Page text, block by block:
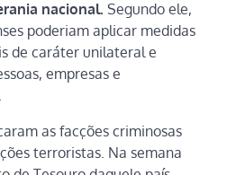
nacional. Segundo ele,
poderiam aplicar medidas
de caráter unilateral e
empresas e
as facções criminosas
terroristas. Na semana